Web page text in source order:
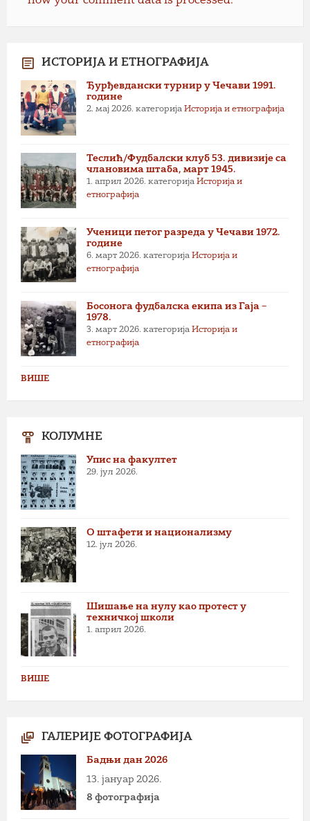
ИСТОРИЈА И ЕТНОГРАФИЈА
Ђурђевдански турнир у Чечави 1991.
године
2. мај 2026. категорија Историја и етнографија
Теслић/Фудбалски клуб 53. дивизије са
члановима штаба, март 1945.
1. април 2026. категорија Историја и
етнографија
Ученици петог разреда у Чечави 1972.
године
6. март 2026. категорија Историја и
етнографија
Босонога фудбалска екипа из Гаја –
1978.
3. март 2026. категорија Историја и
етнографија
ВИШЕ
КОЛУМНЕ
Упис на факултет
29. јул 2026.
О штафети и национализму
12. јул 2026.
Шишање на нулу као протест у
техничкој школи
1. април 2026.
ВИШЕ
ГАЛЕРИЈЕ ФОТОГРАФИЈА
Бадњи дан 2026
13. јануар 2026.
8 фотографија